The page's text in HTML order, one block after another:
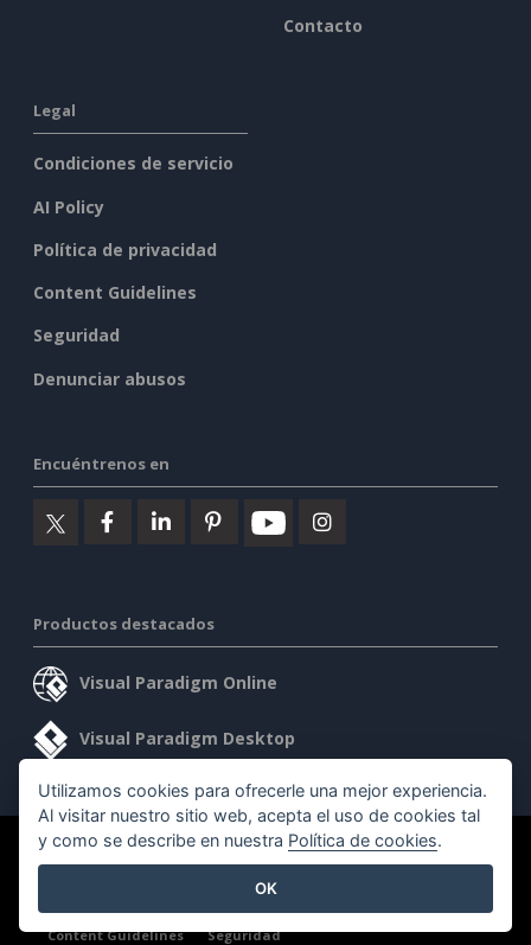
Contacto
Legal
Condiciones de servicio
AI Policy
Política de privacidad
Content Guidelines
Seguridad
Denunciar abusos
Encuéntrenos en
Productos destacados
Visual Paradigm Online
Visual Paradigm Desktop
©2026 by Visual Paradigm. Todos los derechos reservados.
Content Guidelines
Seguridad
Utilizamos cookies para ofrecerle una mejor experiencia.
Al visitar nuestro sitio web, acepta el uso de cookies tal
y como se describe en nuestra Política de cookies.
OK